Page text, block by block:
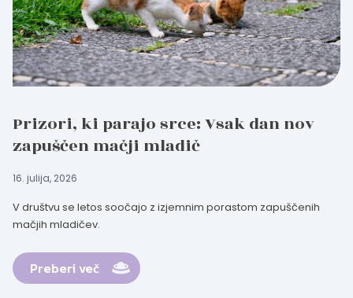
Prizori, ki parajo srce: Vsak dan nov
zapuščen mačji mladič
16. julija, 2026
V društvu se letos soočajo z izjemnim porastom zapuščenih
mačjih mladičev.
Preberi več